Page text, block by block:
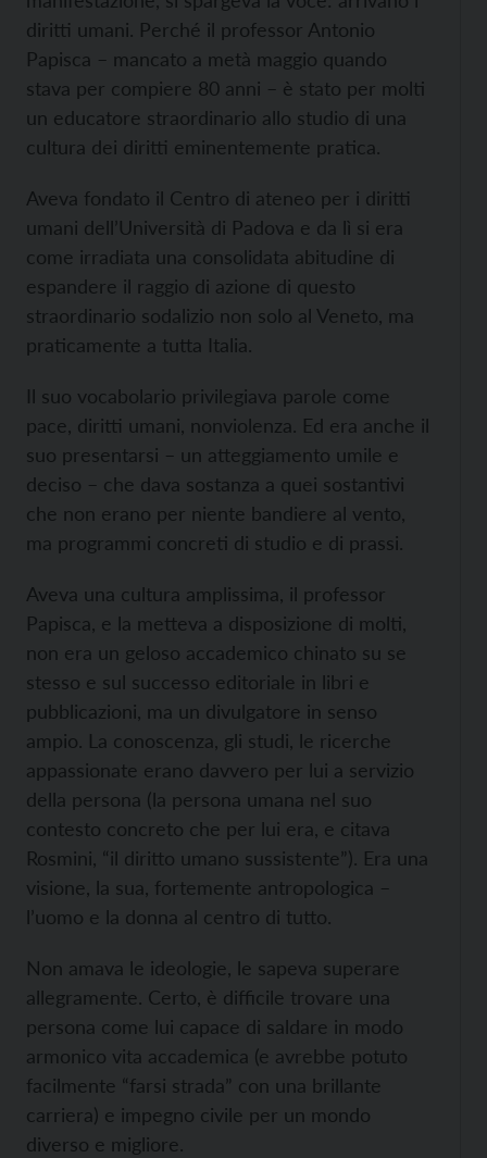
diritti umani. Perché il professor Antonio
Papisca – mancato a metà maggio quando
stava per compiere 80 anni – è stato per molti
un educatore straordinario allo studio di una
cultura dei diritti eminentemente pratica.
Aveva fondato il Centro di ateneo per i diritti
umani dell’Università di Padova e da lì si era
come irradiata una consolidata abitudine di
espandere il raggio di azione di questo
straordinario sodalizio non solo al Veneto, ma
praticamente a tutta Italia.
Il suo vocabolario privilegiava parole come
pace, diritti umani, nonviolenza. Ed era anche il
suo presentarsi – un atteggiamento umile e
deciso – che dava sostanza a quei sostantivi
che non erano per niente bandiere al vento,
ma programmi concreti di studio e di prassi.
Aveva una cultura amplissima, il professor
Papisca, e la metteva a disposizione di molti,
non era un geloso accademico chinato su se
stesso e sul successo editoriale in libri e
pubblicazioni, ma un divulgatore in senso
ampio. La conoscenza, gli studi, le ricerche
appassionate erano davvero per lui a servizio
della persona (la persona umana nel suo
contesto concreto che per lui era, e citava
Rosmini, “il diritto umano sussistente”). Era una
visione, la sua, fortemente antropologica –
l’uomo e la donna al centro di tutto.
Non amava le ideologie, le sapeva superare
allegramente. Certo, è difficile trovare una
persona come lui capace di saldare in modo
armonico vita accademica (e avrebbe potuto
facilmente “farsi strada” con una brillante
carriera) e impegno civile per un mondo
diverso e migliore.